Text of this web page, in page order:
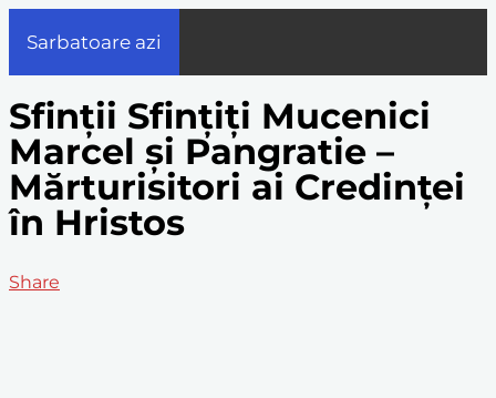
Sarbatoare azi
Sfinții Sfințiți Mucenici
Marcel și Pangratie –
Mărturisitori ai Credinței
în Hristos
Share